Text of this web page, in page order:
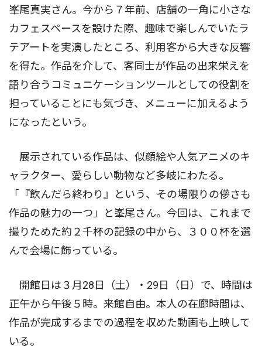
峯尾真実さん。今から７年前、店舗の一角に小さな
カフェスペースを設けた際、趣味で楽しんでいたラ
テアートを実演したところ、利用客から大きな反響
を得た。作品を介して、客同士が作品の出来栄えを
語り合うコミュニケーションツールとしての役割を
担っていることにも気づき、メニューに加えるよう
になったという。
展示されている作品は、似顔絵や人気アニメのキ
ャラクター、愛らしい動物など多岐にわたる。
「『飲んだら終わり』という、その場限りの儚さも
作品の魅力の一つ」と峯尾さん。今回は、これまで
撮りためた約２千杯の記録の中から、３００杯を選
んで会場に飾っている。
開館日は３月28日（土）・29日（日）で、時間は
正午から午後５時。来館自由。本人の在廊時間は、
作品が完成するまでの過程を収めた動画も上映して
いる。